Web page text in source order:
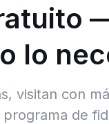
lo
visitan con
de